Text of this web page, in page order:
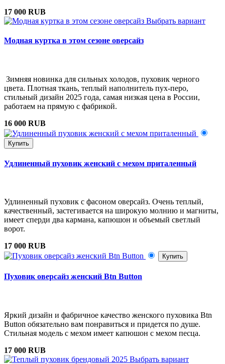
17 000 RUB
Выбрать вариант
Модная куртка в этом сезоне оверсайз
Зимняя новинка для сильных холодов, пуховик черного
цвета. Плотная ткань, теплый наполнитель пух-перо,
стильный дизайн 2025 года, самая низкая цена в России,
работаем на прямую с фабрикой.
16 000 RUB
Купить
Удлиненный пуховик женский с мехом приталенный
Удлиненный пуховик с фасоном оверсайз. Очень теплый,
качественный, застегивается на широкую молнию и магниты,
имеет сперди два кармана, капюшон и объемый светлый
ворот.
17 000 RUB
Купить
Пуховик оверсайз женский Btn Button
Яркий дизайн и фабричное качество женского пуховика Btn
Button обязательно вам понравиться и придется по душе.
Стильная модель с мехом имеет капюшон с мехом песца.
17 000 RUB
Выбрать вариант